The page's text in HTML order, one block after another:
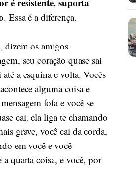
é resistente, suporta
. Essa é a diferença.
dizem os amigos.
seu coração quase sai
a esquina e volta. Vocês
alguma coisa e
fofa e você se
cai, ela liga te chamando
grave, você cai da corda,
em você e você
a quarta coisa, e você, por